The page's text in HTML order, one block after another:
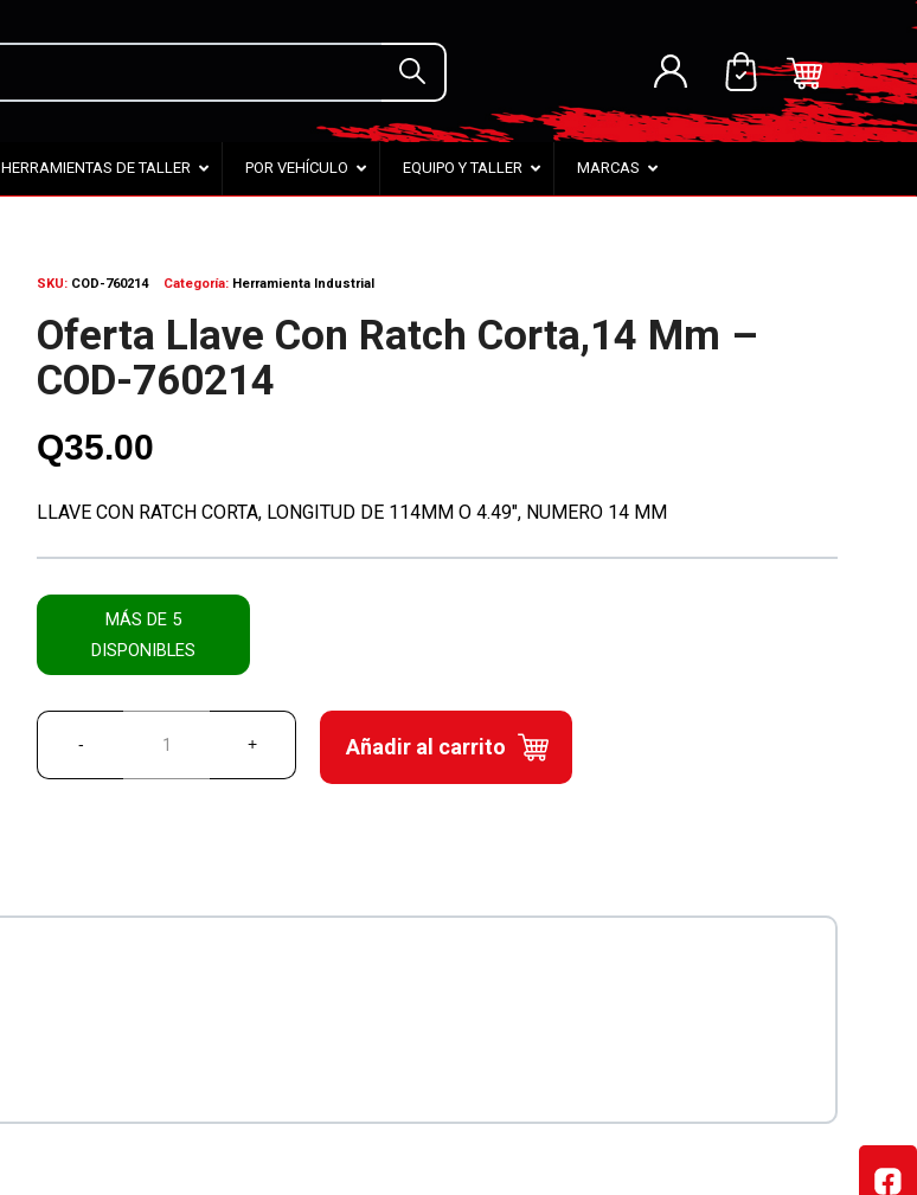
HERRAMIENTAS DE TALLER POR VEHÍCULO EQUIPO Y TALLER MARCAS
SKU: COD-760214 Categoría: Herramienta Industrial
Oferta Llave Con Ratch Corta,14 Mm –
COD-760214
Q35.00
LLAVE CON RATCH CORTA, LONGITUD DE 114MM O 4.49″, NUMERO 14 MM
MÁS DE 5
DISPONIBLES
Añadir al carrito